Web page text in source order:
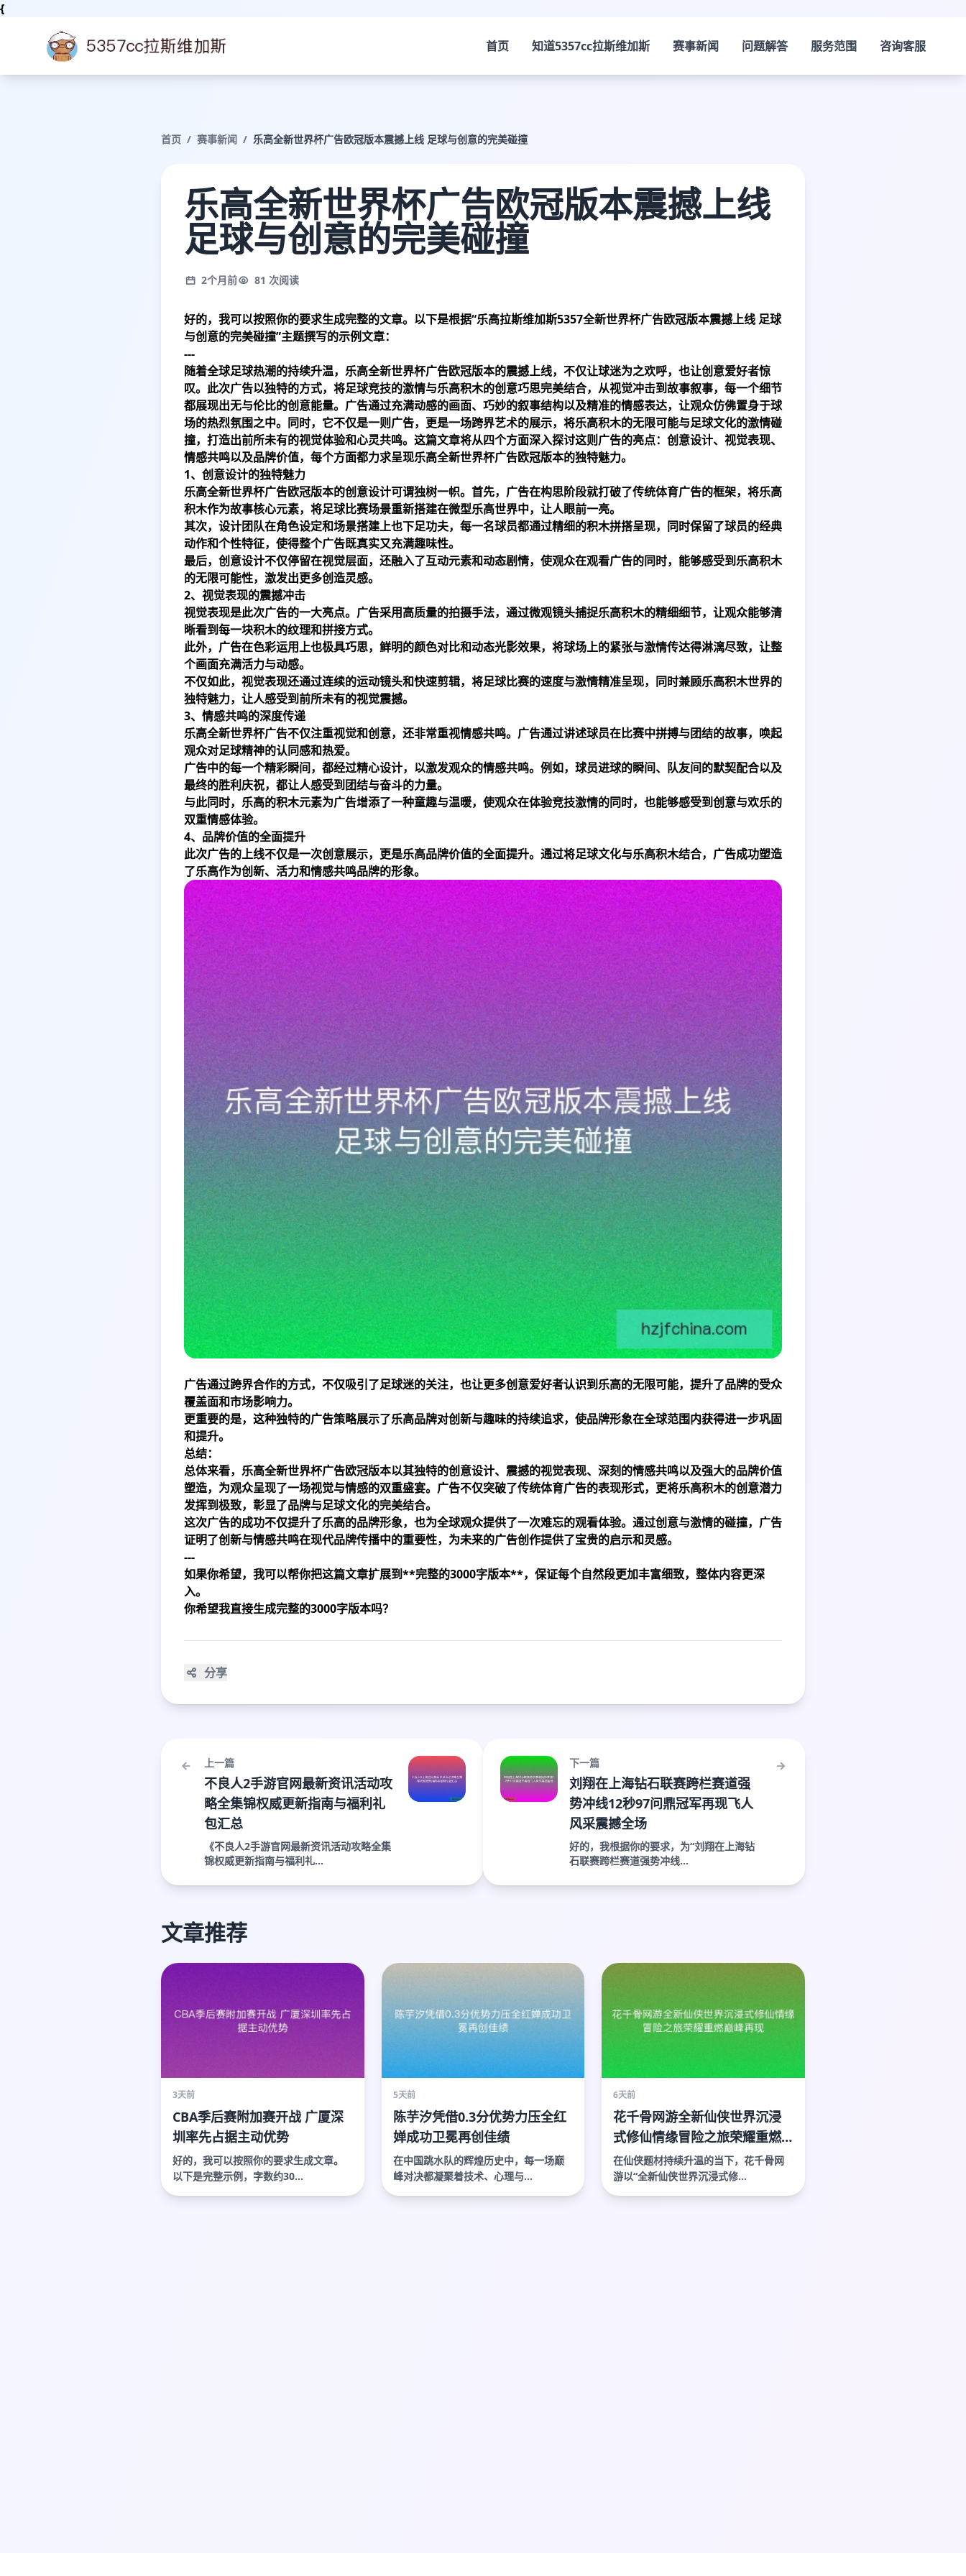
{
首页 知道5357cc拉斯维加斯 赛事新闻 问题解答 服务范围 咨询客服
首页 / 赛事新闻 / 乐高全新世界杯广告欧冠版本震撼上线 足球与创意的完美碰撞
乐高全新世界杯广告欧冠版本震撼上线
足球与创意的完美碰撞
2个月前 81 次阅读
好的，我可以按照你的要求生成完整的文章。以下是根据“乐高拉斯维加斯5357全新世界杯广告欧冠版本震撼上线 足球
与创意的完美碰撞”主题撰写的示例文章：
---
随着全球足球热潮的持续升温，乐高全新世界杯广告欧冠版本的震撼上线，不仅让球迷为之欢呼，也让创意爱好者惊
叹。此次广告以独特的方式，将足球竞技的激情与乐高积木的创意巧思完美结合，从视觉冲击到故事叙事，每一个细节
都展现出无与伦比的创意能量。广告通过充满动感的画面、巧妙的叙事结构以及精准的情感表达，让观众仿佛置身于球
场的热烈氛围之中。同时，它不仅是一则广告，更是一场跨界艺术的展示，将乐高积木的无限可能与足球文化的激情碰
撞，打造出前所未有的视觉体验和心灵共鸣。这篇文章将从四个方面深入探讨这则广告的亮点：创意设计、视觉表现、
情感共鸣以及品牌价值，每个方面都力求呈现乐高全新世界杯广告欧冠版本的独特魅力。
1、创意设计的独特魅力
乐高全新世界杯广告欧冠版本的创意设计可谓独树一帜。首先，广告在构思阶段就打破了传统体育广告的框架，将乐高
积木作为故事核心元素，将足球比赛场景重新搭建在微型乐高世界中，让人眼前一亮。
其次，设计团队在角色设定和场景搭建上也下足功夫，每一名球员都通过精细的积木拼搭呈现，同时保留了球员的经典
动作和个性特征，使得整个广告既真实又充满趣味性。
最后，创意设计不仅停留在视觉层面，还融入了互动元素和动态剧情，使观众在观看广告的同时，能够感受到乐高积木
的无限可能性，激发出更多创造灵感。
2、视觉表现的震撼冲击
视觉表现是此次广告的一大亮点。广告采用高质量的拍摄手法，通过微观镜头捕捉乐高积木的精细细节，让观众能够清
晰看到每一块积木的纹理和拼接方式。
此外，广告在色彩运用上也极具巧思，鲜明的颜色对比和动态光影效果，将球场上的紧张与激情传达得淋漓尽致，让整
个画面充满活力与动感。
不仅如此，视觉表现还通过连续的运动镜头和快速剪辑，将足球比赛的速度与激情精准呈现，同时兼顾乐高积木世界的
独特魅力，让人感受到前所未有的视觉震撼。
3、情感共鸣的深度传递
乐高全新世界杯广告不仅注重视觉和创意，还非常重视情感共鸣。广告通过讲述球员在比赛中拼搏与团结的故事，唤起
观众对足球精神的认同感和热爱。
广告中的每一个精彩瞬间，都经过精心设计，以激发观众的情感共鸣。例如，球员进球的瞬间、队友间的默契配合以及
最终的胜利庆祝，都让人感受到团结与奋斗的力量。
与此同时，乐高的积木元素为广告增添了一种童趣与温暖，使观众在体验竞技激情的同时，也能够感受到创意与欢乐的
双重情感体验。
4、品牌价值的全面提升
此次广告的上线不仅是一次创意展示，更是乐高品牌价值的全面提升。通过将足球文化与乐高积木结合，广告成功塑造
了乐高作为创新、活力和情感共鸣品牌的形象。
广告通过跨界合作的方式，不仅吸引了足球迷的关注，也让更多创意爱好者认识到乐高的无限可能，提升了品牌的受众
覆盖面和市场影响力。
更重要的是，这种独特的广告策略展示了乐高品牌对创新与趣味的持续追求，使品牌形象在全球范围内获得进一步巩固
和提升。
总结：
总体来看，乐高全新世界杯广告欧冠版本以其独特的创意设计、震撼的视觉表现、深刻的情感共鸣以及强大的品牌价值
塑造，为观众呈现了一场视觉与情感的双重盛宴。广告不仅突破了传统体育广告的表现形式，更将乐高积木的创意潜力
发挥到极致，彰显了品牌与足球文化的完美结合。
这次广告的成功不仅提升了乐高的品牌形象，也为全球观众提供了一次难忘的观看体验。通过创意与激情的碰撞，广告
证明了创新与情感共鸣在现代品牌传播中的重要性，为未来的广告创作提供了宝贵的启示和灵感。
---
如果你希望，我可以帮你把这篇文章扩展到**完整的3000字版本**，保证每个自然段更加丰富细致，整体内容更深
入。
你希望我直接生成完整的3000字版本吗？
分享
上一篇
不良人2手游官网最新资讯活动攻
略全集锦权威更新指南与福利礼
包汇总
《不良人2手游官网最新资讯活动攻略全集
锦权威更新指南与福利礼...
下一篇
刘翔在上海钻石联赛跨栏赛道强
势冲线12秒97问鼎冠军再现飞人
风采震撼全场
好的，我根据你的要求，为“刘翔在上海钻
石联赛跨栏赛道强势冲线...
文章推荐
3天前
CBA季后赛附加赛开战 广厦深
圳率先占据主动优势
好的，我可以按照你的要求生成文章。
以下是完整示例，字数约30...
5天前
陈芋汐凭借0.3分优势力压全红
婵成功卫冕再创佳绩
在中国跳水队的辉煌历史中，每一场巅
峰对决都凝聚着技术、心理与...
6天前
花千骨网游全新仙侠世界沉浸
式修仙情缘冒险之旅荣耀重燃
巅峰再现
在仙侠题材持续升温的当下，花千骨网
游以“全新仙侠世界沉浸式修...